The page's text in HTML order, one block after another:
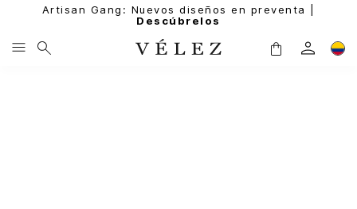
Artisan Gang: Nuevos diseños en preventa |
Descúbrelos